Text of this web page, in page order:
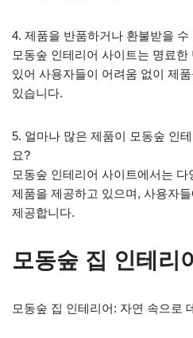
4. 제품을 반품하거나 환불받을 수
모동숲 인테리어 사이트는 명료
있어 사용자들이 어려움 없이 제
있습니다.
5. 얼마나 많은 제품이 모동숲 인
요?
모동숲 인테리어 사이트에서는
제품을 제공하고 있으며, 사용자
제공합니다.
모동숲 집 인테리
모동숲 집 인테리어: 자연 속으로